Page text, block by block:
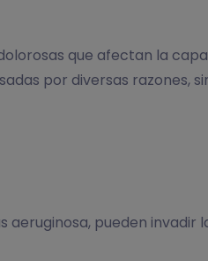
que afectan la
por diversas razones,
pueden invadir